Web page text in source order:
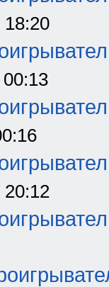
18:20
20:12